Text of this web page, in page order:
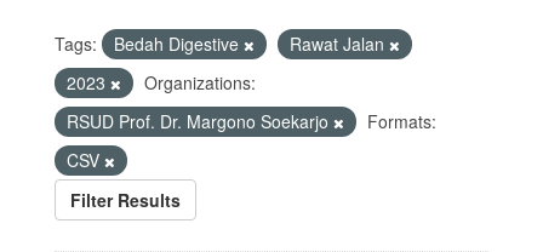
Tags: Bedah Digestive
Rawat Jalan
2023
Organizations:
RSUD Prof. Dr. Margono Soekarjo
Formats:
CSV
Filter Results